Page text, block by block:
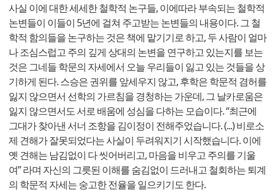
사실 이에 대한 세세한 철학적 논구들, 이에따라 부속되는 철학적
논변들이 이들이 5년에 걸쳐 주고받는 논변들의 내용이다. 그 철
학적 함의들을 논구하는 것은 책에 맡기기로 하고, 두 사람이 얼마
나 조심스럽고 주의 깊게 상대의 논변을 연구하고 있는지를 보는
것은 그네들 학문의 자세에서 오늘 우리들이 잃고 있는 것들을 상
기하게 된다. 스승은 권위를 앞세우지 않고, 후학은 학문적 겸허를
잃지 않으면서 선학의 가르침을 경청하는 가운데, 그 날카로움은
잃지 않으면서도 서로 배움에 성심을 다하는 모습이다. “최근에
그대가 찾아낸 서너 조항을 김이정이 전해주었습니다. (...) 비로소
제 견해가 잘못되었다는 사실이 두려워지기 시작했습니다. 이에
옛 견해는 남김없이 다 씻어버리고, 마음을 비우고 주의를 기울
여” 라며 자신의 그릇된 이해를 숨김없이 드러내고 철회하는 퇴계
의 학문적 자세는 숭고한 전율을 일으키기도 한다.